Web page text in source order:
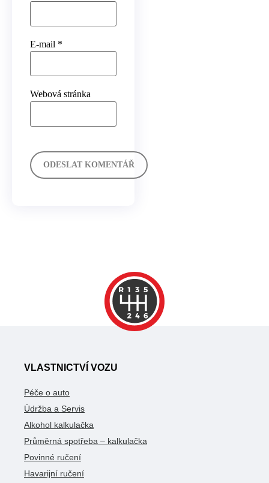
E-mail *
Webová stránka
VLASTNICTVÍ VOZU
Péče o auto
Údržba a Servis
Alkohol kalkulačka
Průměrná spotřeba – kalkulačka
Povinné ručení
Havarijní ručení